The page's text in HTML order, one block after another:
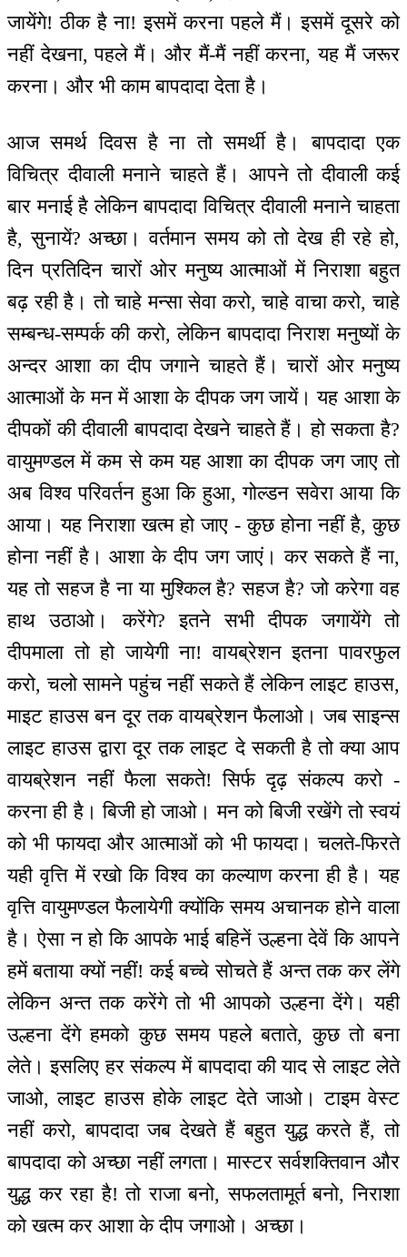
जायेंगे! ठीक है ना! इसमें करना पहले मैं। इसमें दूसरे को
नहीं देखना, पहले मैं। और मैं-मैं नहीं करना, यह मैं जरूर
करना। और भी काम बापदादा देता है।
आज समर्थ दिवस है ना तो समर्थी है। बापदादा एक
विचित्र दीवाली मनाने चाहते हैं। आपने तो दीवाली कई
बार मनाई है लेकिन बापदादा विचित्र दीवाली मनाने चाहता
है, सुनायें? अच्छा। वर्तमान समय को तो देख ही रहे हो,
दिन प्रतिदिन चारों ओर मनुष्य आत्माओं में निराशा बहुत
बढ़ रही है। तो चाहे मन्सा सेवा करो, चाहे वाचा करो, चाहे
सम्बन्ध-सम्पर्क की करो, लेकिन बापदादा निराश मनुष्यों के
अन्दर आशा का दीप जगाने चाहते हैं। चारों ओर मनुष्य
आत्माओं के मन में आशा के दीपक जग जायें। यह आशा के
दीपकों की दीवाली बापदादा देखने चाहते हैं। हो सकता है?
वायुमण्डल में कम से कम यह आशा का दीपक जग जाए तो
अब विश्व परिवर्तन हुआ कि हुआ, गोल्डन सवेरा आया कि
आया। यह निराशा खत्म हो जाए - कुछ होना नहीं है, कुछ
होना नहीं है। आशा के दीप जग जाएं। कर सकते हैं ना,
यह तो सहज है ना या मुश्किल है? सहज है? जो करेगा वह
हाथ उठाओ। करेंगे? इतने सभी दीपक जगायेंगे तो
दीपमाला तो हो जायेगी ना! वायब्रेशन इतना पावरफुल
करो, चलो सामने पहुंच नहीं सकते हैं लेकिन लाइट हाउस,
माइट हाउस बन दूर तक वायब्रेशन फैलाओ। जब साइन्स
लाइट हाउस द्वारा दूर तक लाइट दे सकती है तो क्या आप
वायब्रेशन नहीं फैला सकते! सिर्फ दृढ़ संकल्प करो -
करना ही है। बिजी हो जाओ। मन को बिजी रखेंगे तो स्वयं
को भी फायदा और आत्माओं को भी फायदा। चलते-फिरते
यही वृत्ति में रखो कि विश्व का कल्याण करना ही है। यह
वृत्ति वायुमण्डल फैलायेगी क्योंकि समय अचानक होने वाला
है। ऐसा न हो कि आपके भाई बहिनें उल्हना देवें कि आपने
हमें बताया क्यों नहीं! कई बच्चे सोचते हैं अन्त तक कर लेंगे
लेकिन अन्त तक करेंगे तो भी आपको उल्हना देंगे। यही
उल्हना देंगे हमको कुछ समय पहले बताते, कुछ तो बना
लेते। इसलिए हर संकल्प में बापदादा की याद से लाइट लेते
जाओ, लाइट हाउस होके लाइट देते जाओ। टाइम वेस्ट
नहीं करो, बापदादा जब देखते हैं बहुत युद्ध करते हैं, तो
बापदादा को अच्छा नहीं लगता। मास्टर सर्वशक्तिवान और
युद्ध कर रहा है! तो राजा बनो, सफलतामूर्त बनो, निराशा
को खत्म कर आशा के दीप जगाओ। अच्छा।